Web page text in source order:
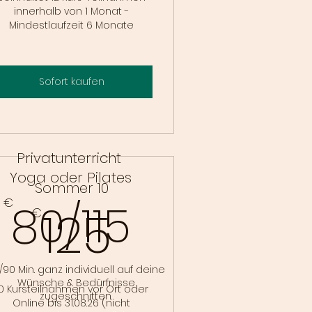
innerhalb von 1 Monat -
Mindestlaufzeit 6 Monate
Sofort kaufen
Sommer 10
€125125€
Kursteilnahmen vor Ort oder
Online bis 31.08.26 (nicht
Privatunterricht
Yoga oder Pilates
€80/115
90 Min. ganz individuell auf deine
Wünsche & Bedürfnisse
zugeschnitten.